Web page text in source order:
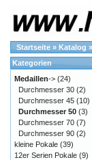
Startseite » Katalog »
Kategorien
Medaillen-> (24)
Durchmesser 30 (2)
Durchmesser 45 (10)
Durchmesser 50 (3)
Durchmesser 70 (7)
Durchmesser 90 (2)
kleine Pokale (39)
12er Serien Pokale (9)